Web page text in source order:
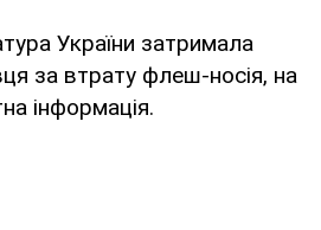
України затримала
за втрату флеш-носія, на
інформація.